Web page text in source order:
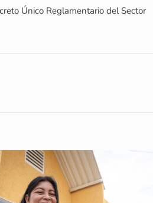
Único Reglamentario del Sector